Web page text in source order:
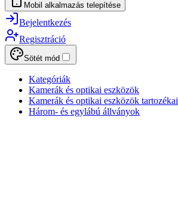
Mobil alkalmazás telepítése
Bejelentkezés
Regisztráció
Sötét mód
Kategóriák
Kamerák és optikai eszközök
Kamerák és optikai eszközök tartozékai
Három- és egylábú állványok